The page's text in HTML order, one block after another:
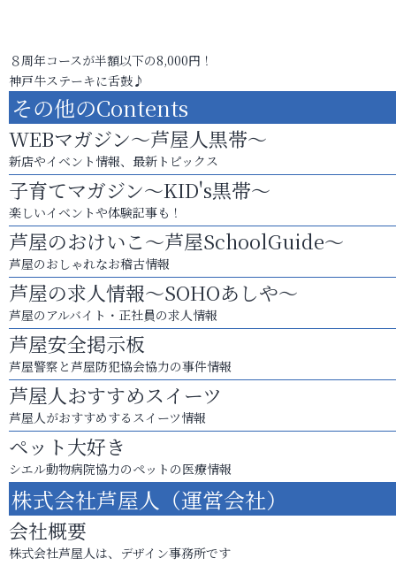
８周年コースが半額以下の8,000円！
神戸牛ステーキに舌鼓♪
その他のContents
WEBマガジン～芦屋人黒帯～
新店やイベント情報、最新トピックス
子育てマガジン～KID's黒帯～
楽しいイベントや体験記事も！
芦屋のおけいこ～芦屋SchoolGuide～
芦屋のおしゃれなお稽古情報
芦屋の求人情報～SOHOあしや～
芦屋のアルバイト・正社員の求人情報
芦屋安全掲示板
芦屋警察と芦屋防犯協会協力の事件情報
芦屋人おすすめスイーツ
芦屋人がおすすめするスイーツ情報
ペット大好き
シエル動物病院協力のペットの医療情報
株式会社芦屋人（運営会社）
会社概要
株式会社芦屋人は、デザイン事務所です